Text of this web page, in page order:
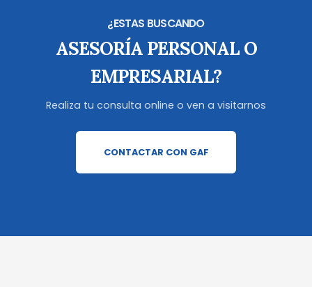
¿ESTAS BUSCANDO
ASESORÍA PERSONAL O
EMPRESARIAL?
Realiza tu consulta online o ven a visitarnos
CONTACTAR CON GAF